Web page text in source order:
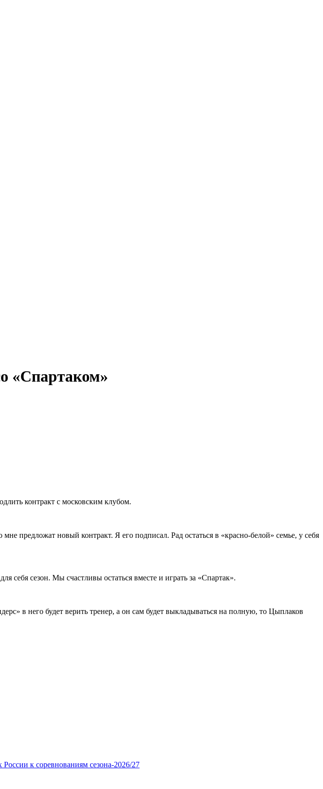
«Спартаком»
контракт с московским клубом.
новый контракт. Я его подписал. Рад остаться в «красно‑белой» семье, у себя
сезон. Мы счастливы остаться вместе и играть за «Спартак».
в него будет верить тренер, а он сам будет выкладываться на полную, то Цыплаков
к соревнованиям сезона‑2026/27